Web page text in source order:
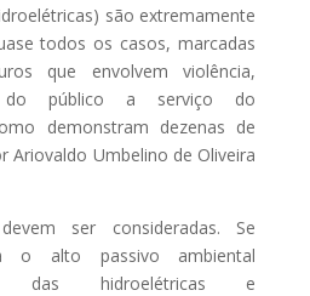
são extremamente
todos os casos, marcadas
que envolvem violência,
público a serviço do
demonstram dezenas de
Ariovaldo Umbelino de Oliveira
ser consideradas. Se
o alto passivo ambiental
das hidroelétricas e